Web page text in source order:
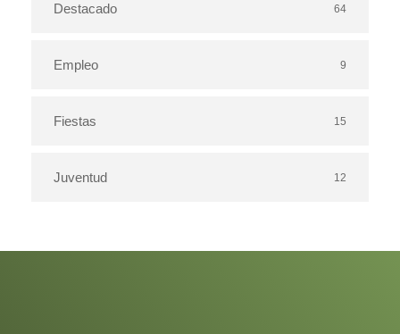
Destacado 64
Empleo 9
Fiestas 15
Juventud 12